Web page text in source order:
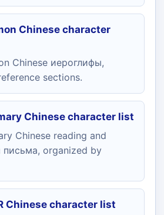
Chinese character
Chinese иероглифы,
sections.
Chinese character list
Chinese reading and
письма, organized by
Chinese character list